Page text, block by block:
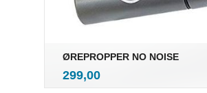
ØREPROPPER NO NOISE
Pris
299,00mva.